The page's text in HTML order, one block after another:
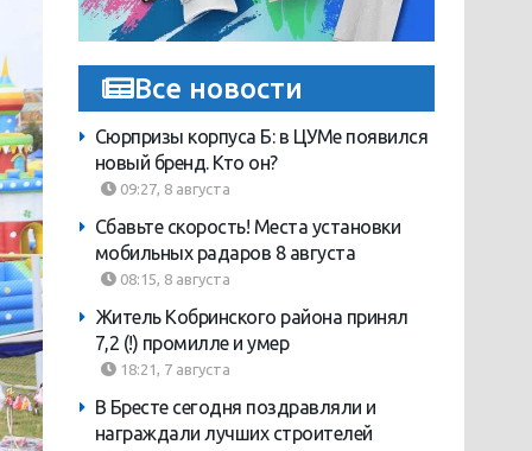
Все новости
Сюрпризы корпуса Б: в ЦУМе появился
новый бренд. Кто он?
09:27, 8 августа
Сбавьте скорость! Места установки
мобильных радаров 8 августа
08:15, 8 августа
Житель Кобринского района принял
7,2 (!) промилле и умер
18:21, 7 августа
В Бресте сегодня поздравляли и
награждали лучших строителей